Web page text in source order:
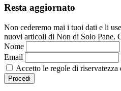
Resta aggiornato
Non cederemo mai i tuoi dati e li
nuovi articoli di Non di Solo Pane.
Nome
Email
Accetto le regole di riservatezza